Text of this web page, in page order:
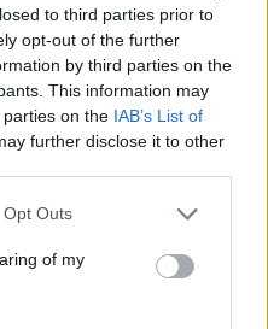
to third parties prior to
opt-out of the further
by third parties on the
This information may
on the IAB’s List of
further disclose it to other
uses one or more Google
behaviour. You may click to
and its third-party tags to
purposes in below Google
Outs
of my
του Αρείου Πάγου